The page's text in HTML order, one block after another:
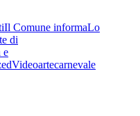
Il Comune informaLo
di
e
Videoartecarnevale